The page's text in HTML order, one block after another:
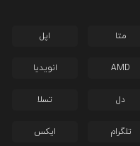
متا اپل
AMD انویدیا
دل تسلا
تلگرام ایکس